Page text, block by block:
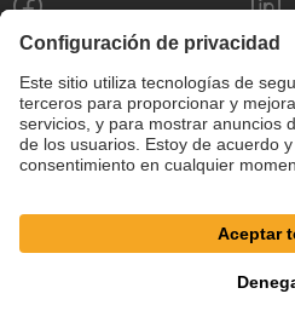
Configuración de cookies
Términos y condiciones